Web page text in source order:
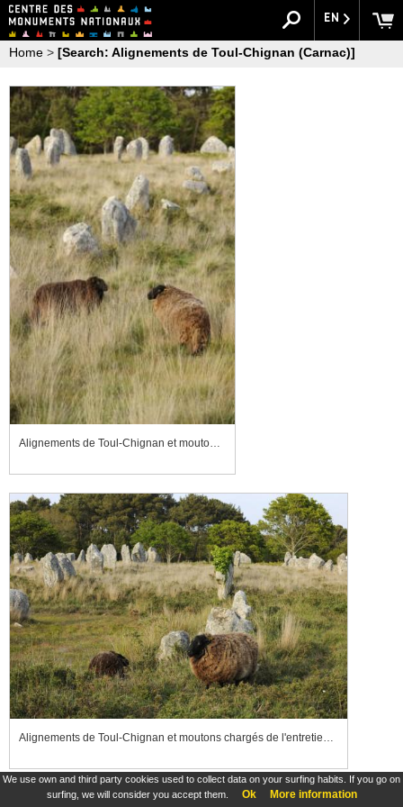
We use own and third party cookies used to collect data on your surfing habits. If you go on
surfing, we will consider you accept them.
Ok More information
EN
Home > [Search: Alignements de Toul-Chignan (Carnac)]
Alignements de Toul-Chignan et moutons chargés de l'entretien de la lande
Alignements de Toul-Chignan et moutons chargés de l'entretien de la lande